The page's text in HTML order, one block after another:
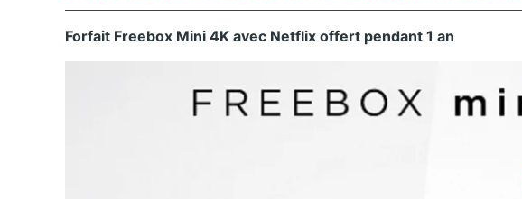
Forfait Freebox Mini 4K avec Netflix offert pendant 1 an